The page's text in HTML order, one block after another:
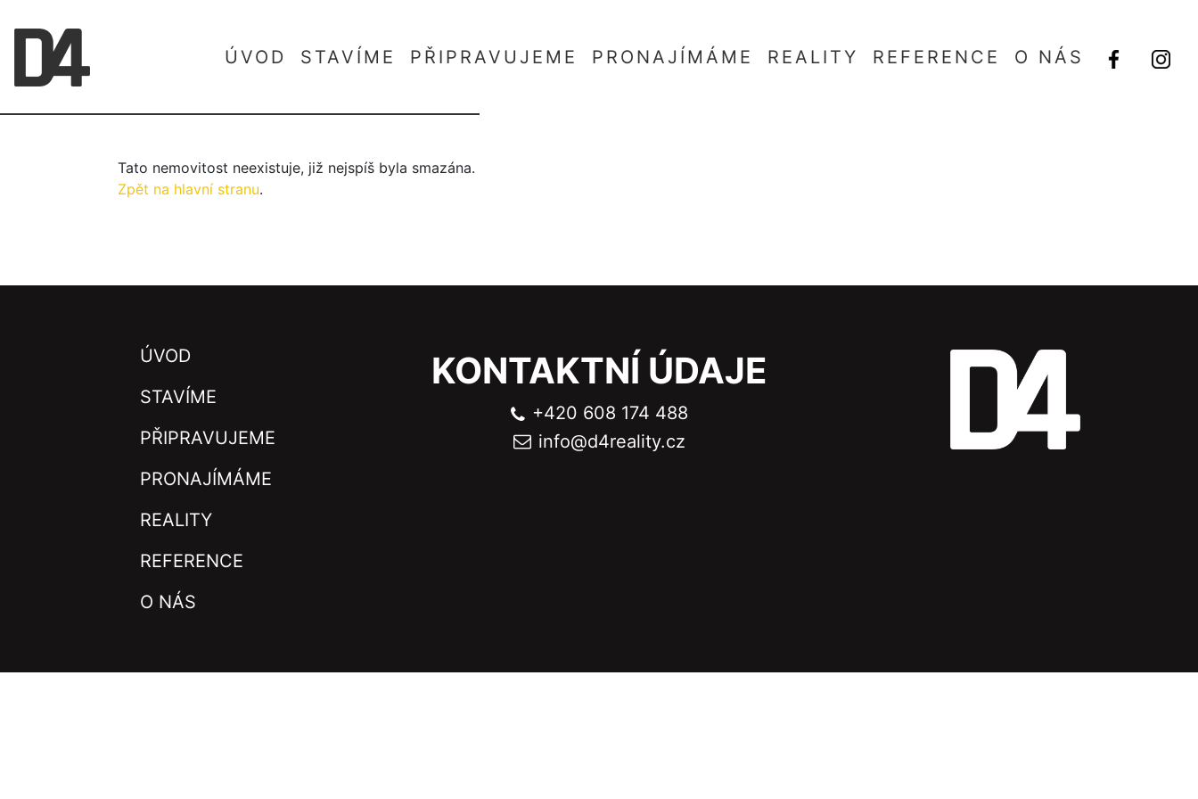
ÚVOD STAVÍME PŘIPRAVUJEME PRONAJÍMÁME REALITY REFERENCE O NÁS
Tato nemovitost neexistuje, již nejspíš byla smazána.
Zpět na hlavní stranu.
ÚVOD
STAVÍME
PŘIPRAVUJEME
PRONAJÍMÁME
REALITY
REFERENCE
O NÁS
KONTAKTNÍ ÚDAJE
+420 608 174 488
info@d4reality.cz